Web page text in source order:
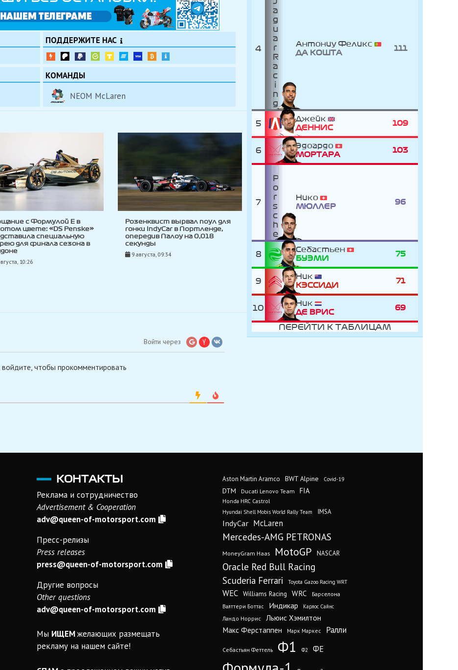
ПОДДЕРЖИТЕ НАС
КОМАНДЫ
NEOM McLaren
с Формулой E в
цвете: «DS Penske»
специальную
для финала сезона в
10:26
Розенквист вырвал поул для
гонки IndyCar в Портленде,
опередив Палоу на 0,018
секунды
9 августа, 09:34
Войти через
чтобы прокомментировать
4
Антониу Феликс
ДА КОШТА
111
5
Джейк
ДЕННИС
109
6
Эдоардо
МОРТАРА
103
7
Нико
МЮЛЛЕР
96
8
Себастьен
БУЭМИ
75
9
Ник
КЭССИДИ
71
10
Ник
ДЕ ВРИC
69
ПЕРЕЙТИ К ТАБЛИЦАМ
КОНТАКТЫ
Реклама и сотрудничество
Advertisement & Cooperation
adv@queen-of-motorsport.com
Пресс-релизы
Press releases
press@queen-of-motorsport.com
Другие вопросы
Other questions
adv@queen-of-motorsport.com
Мы ИЩЕМжелающих размещать
рекламу на нашем сайте!
Aston Martin Aramco BWT Alpine Covid-19
DTM Ducati Lenovo Team FIA
Honda HRC Castrol
Hyundai Shell Mobis World Rally Team IMSA
IndyCar McLaren
Mercedes-AMG PETRONAS
MoneyGram Haas MotoGP NASCAR
Oracle Red Bull Racing
Scuderia Ferrari Toyota Gazoo Racing WRT
WEC Williams Racing WRC
Барселона
Валттери Боттас
Индикар Карлос Сайнс
Ландо Норрис
Льюис Хэмилтон
Макс Ферстаппен
Марк Маркес Ралли
Себастьян Феттель Ф1 Ф2 ФЕ